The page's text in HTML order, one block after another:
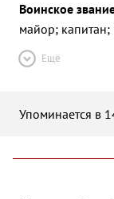
Воинское
майор;
Ещё
Упоминается в